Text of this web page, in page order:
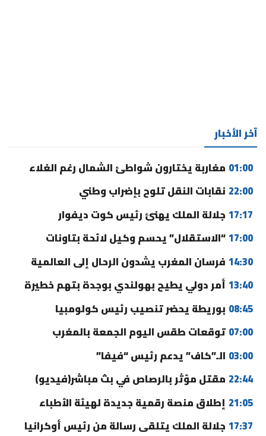
آخر الأخبار
01:00 مغاربة يختارون شواطئ الشمال رغم الغلاء
22:00 نقابات النقل تلوح بإضراب وطني
17:17 جلالة الملك يهنئ رئيس كوت ديفوار
17:00“الاستقلال” يحسم وكيل لائحة بتاونات
14:30 فرسان المغرب يشدون الرحال إلى العالمية
13:40 أمر دولي يطيح بهولندي بوجدة بتهم خطيرة
08:45 بوريطة يحضر تنصيب رئيس كولومبيا
07:00 توقعات طقس اليوم الجمعة بالمغرب
03:00 الـ”كاف” يدعم رئيس “فيفا”
22:44 مقتل مؤثر بالرصاص في بث مباشر(فيديو)
21:05 إطلاق منصة رقمية جديدة لهيئة الأطباء
17:37 جلالة الملك يتلقى رسالة من رئيس أوكرانيا